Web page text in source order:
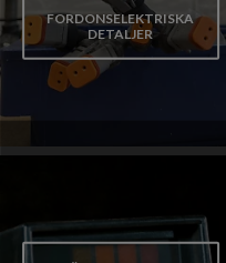
FORDONSELEKTRISKA
DETALJER